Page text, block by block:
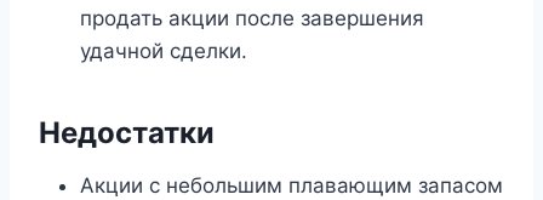
продать акции после завершения
удачной сделки.
Недостатки
Акции с небольшим плавающим запасом